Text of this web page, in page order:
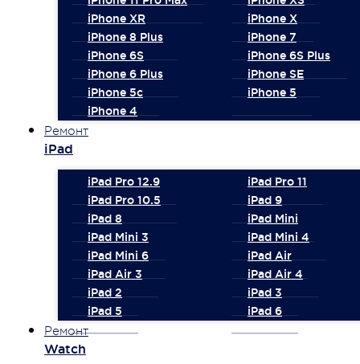
iPhone XR
iPhone X
iPhone 8 Plus
iPhone 7
iPhone 6S
iPhone 6S Plus
iPhone 6 Plus
iPhone SE
iPhone 5c
iPhone 5
iPhone 4
Ремонт
iPad
iPad Pro 12.9
iPad Pro 11
iPad Pro 10.5
iPad 9
iPad 8
iPad Mini
iPad Mini 3
iPad Mini 4
iPad Mini 6
iPad Air
iPad Air 3
iPad Air 4
iPad 2
iPad 3
iPad 5
iPad 6
Ремонт
Watch